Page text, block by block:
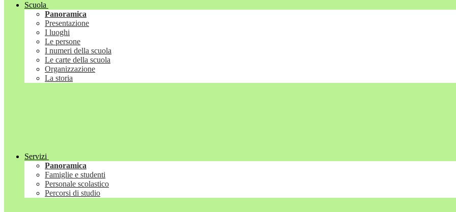
Scuola
Panoramica
Presentazione
I luoghi
Le persone
I numeri della scuola
Le carte della scuola
Organizzazione
La storia
Servizi
Panoramica
Famiglie e studenti
Personale scolastico
Percorsi di studio